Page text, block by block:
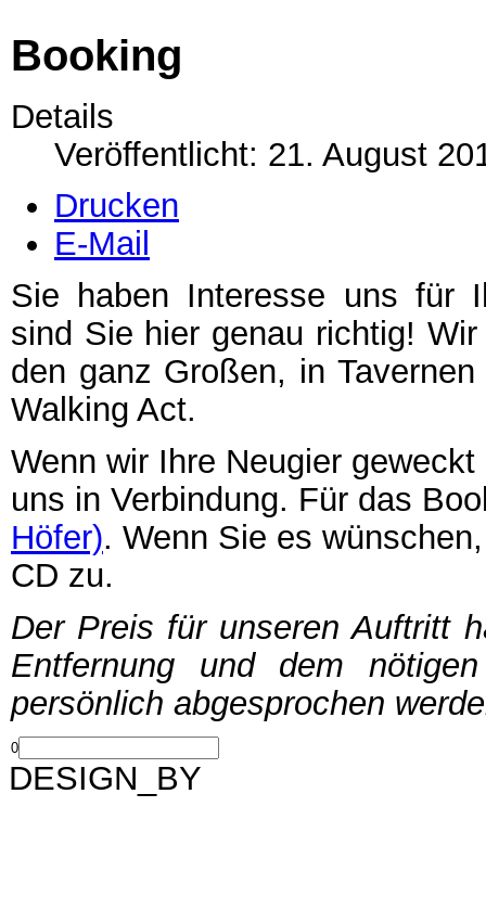
Booking
Details
Veröffentlicht: 21. August
Drucken
E-Mail
Sie haben Interesse uns für
sind Sie hier genau richtig!
den ganz Großen, in
Walking Act.
Wenn wir Ihre Neugier
uns in Verbindung. Für das
Höfer). Wenn Sie es
CD zu.
Der Preis für unseren Auftritt
Entfernung und dem
persönlich abgesprochen
0
DESIGN_BY